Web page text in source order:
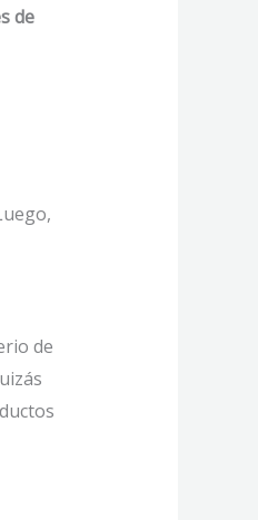
de
de